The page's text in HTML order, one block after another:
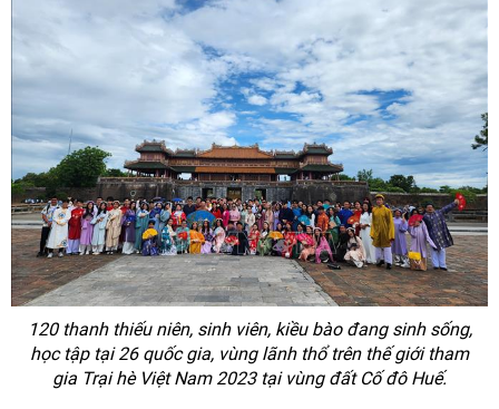
120 thanh thiếu niên, sinh viên, kiều bào đang sinh sống,
học tập tại 26 quốc gia, vùng lãnh thổ trên thế giới tham
gia Trại hè Việt Nam 2023 tại vùng đất Cố đô Huế.